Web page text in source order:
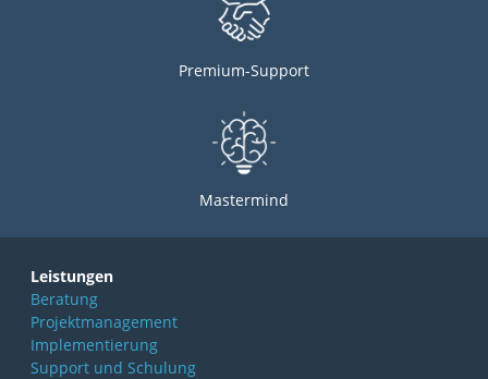
Premium-Support
Mastermind
Leistungen
Beratung
Projektmanagement
Implementierung
Support und Schulung